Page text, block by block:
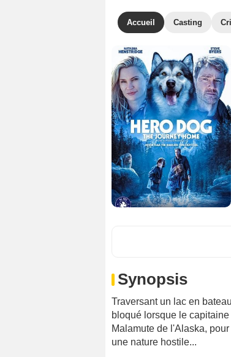
Accueil Casting
Synopsis
Traversant un lac en
bloqué lorsque le
Malamute de l'Alaska,
une nature hostile...